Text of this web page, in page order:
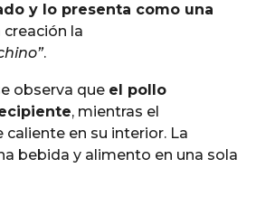
y lo presenta como una
creación la
.
observa que el pollo
, mientras el
caliente en su interior. La
bebida y alimento en una sola